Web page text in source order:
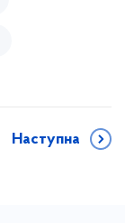
Наступна